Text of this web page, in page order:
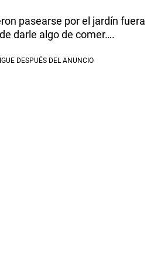
pasearse por el jardín fuera
darle algo de comer….